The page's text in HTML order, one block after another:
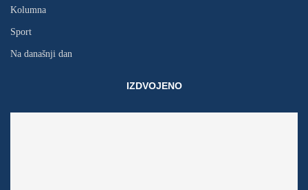
Kolumna
Sport
Na današnji dan
IZDVOJENO